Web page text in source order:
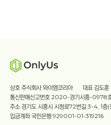
상호 주식회사 와이엠코리아 대표 김도훈
통신판매신고번호 2020-경기시흥-0978
주소 경기도 시흥시 시청로72번길 3-4, 1층(
입금계좌 국민은행 929001-01-319216